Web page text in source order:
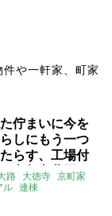
や一軒家、町家
佇まいに今を
しにもう一つ
らす、工場付
京都市北区
物件）
路 大徳寺 京町家
ル 連棟
ょうこ